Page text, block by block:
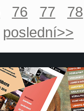
76 77
78
poslední>>